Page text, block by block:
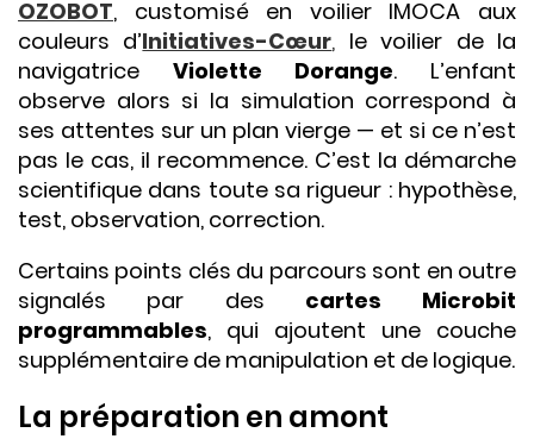
OZOBOT, customisé en voilier IMOCA aux
couleurs d’Initiatives-Cœur, le voilier de la
navigatrice Violette Dorange. L’enfant
observe alors si la simulation correspond à
ses attentes sur un plan vierge — et si ce n’est
pas le cas, il recommence. C’est la démarche
scientifique dans toute sa rigueur : hypothèse,
test, observation, correction.
Certains points clés du parcours sont en outre
signalés par des cartes Microbit
programmables, qui ajoutent une couche
supplémentaire de manipulation et de logique.
La préparation en amont